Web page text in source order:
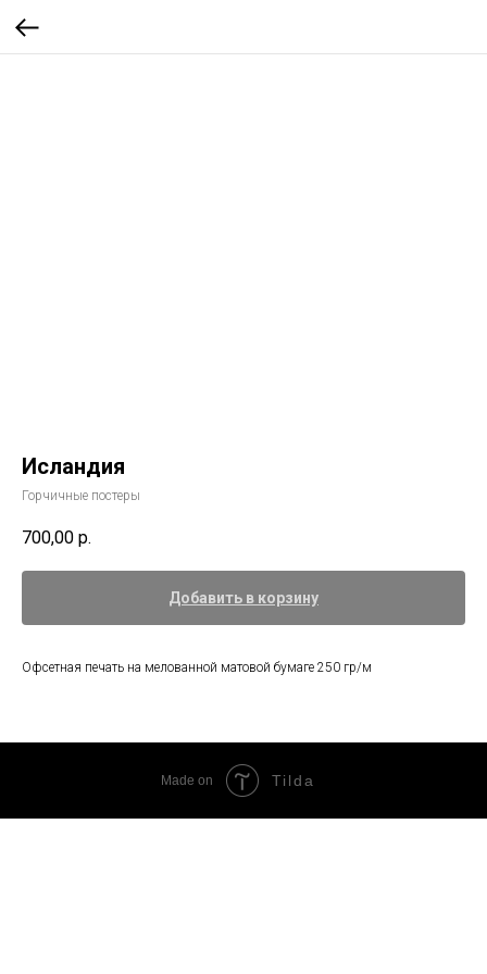
Исландия
Горчичные постеры
700,00 р.
Добавить в корзину
Офсетная печать на мелованной матовой бумаге 250 гр/м
Made on Tilda